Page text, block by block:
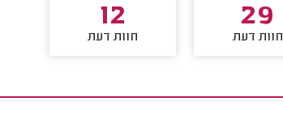
29
חוות דעת
12
חוות דעת